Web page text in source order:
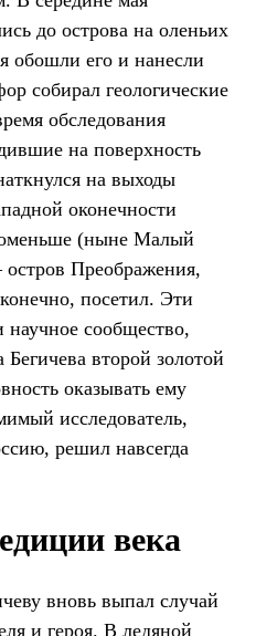
до острова на оленьих
обошли его и нанесли
собирал геологические
обследования
на поверхность
на выходы
оконечности
(ныне Малый
Преображения,
посетил. Эти
научное сообщество,
второй золотой
оказывать ему
исследователь,
решил навсегда
века
вновь выпал случай
и героя. В ледяной